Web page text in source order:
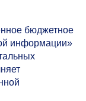
бюджетное
информации»